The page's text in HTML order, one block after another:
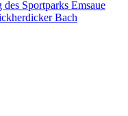
Sportparks Emsaue
Bach